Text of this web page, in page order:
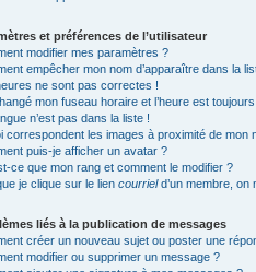
et préférences de l’utilisateur
modifier mes paramètres ?
empêcher mon nom d’apparaître dans la
ne sont pas correctes !
mon fuseau horaire et l’heure est
n’est pas dans la liste !
correspondent les images à proximité de mon
puis-je afficher un avatar ?
ce que mon rang et comment le modifier ?
je clique sur le lien courrield’un membre, on
liés à la publication de messages
créer un nouveau sujet ou poster une
modifier ou supprimer un message ?